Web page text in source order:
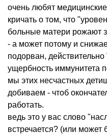
очень любят
кричать о том, что
больные матери рожают
- а может потому и
подорван,
ущербность иммунитета
мы этих несчастных
добиваем - чтоб
работать.
ведь это у вас слово
встречается? (или может